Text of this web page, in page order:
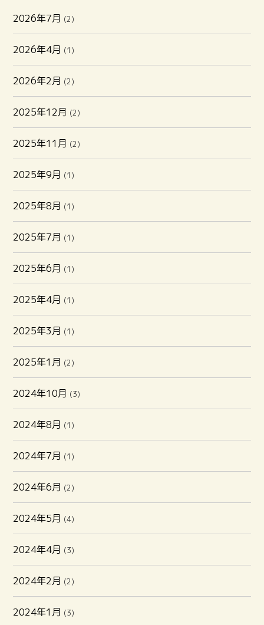
2026年7月 (2)
2026年4月 (1)
2026年2月 (2)
2025年12月 (2)
2025年11月 (2)
2025年9月 (1)
2025年8月 (1)
2025年7月 (1)
2025年6月 (1)
2025年4月 (1)
2025年3月 (1)
2025年1月 (2)
2024年10月 (3)
2024年8月 (1)
2024年7月 (1)
2024年6月 (2)
2024年5月 (4)
2024年4月 (3)
2024年2月 (2)
2024年1月 (3)